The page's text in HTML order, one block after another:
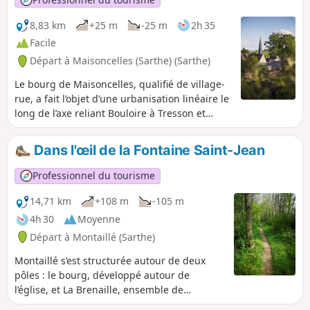
l’origine du développement du village actuel, dans la vallée
de l’Étangsort.
8,83 km
+25 m -25 m
2h 35
Facile
Départ à Maisoncelles (Sarthe) (Sarthe)
Le bourg de Maisoncelles, qualifié de village-
rue, a fait l’objet d’une urbanisation linéaire le
long de l’axe reliant Bouloire à Tresson et
Écorpain, perpendiculaire au Ruisseau de
l’Étangsort. Bien que difficile à dater
précisément, l’imposante Église Notre-Dame,
remontant peut-être à l’époque romane, est
sans nulle doute l’édifice le plus ancien du
bourg. Vous pourrez toutefois observer les
équipements ruraux typiques de la IIIe
République, à l’instar de la pompe publique
placée au pied de l’église. En direction du
cimetière, vous verrez sur la droite l’ancien
lavoir communal récemment transformé pour
l’accueil des randonneurs et plus haut, une
ancienne école identifiable à son volume à
Dans l'œil de la Fontaine Saint-Jean
Professionnel du tourisme
14,71 km
+108 m
-105 m
4h 30
Moyenne
Départ à Montaillé (Sarthe)
Montaillé s’est structurée autour de deux
pôles : le bourg, développé autour de
l’église, et La Brenaille, ensemble de
hameaux et de fermes au Nord du village. Le